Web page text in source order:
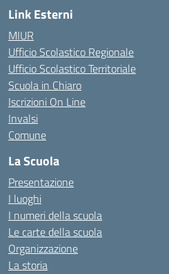
Link Esterni
MIUR
Ufficio Scolastico Regionale
Ufficio Scolastico Territoriale
Scuola in Chiaro
Iscrizioni On Line
Invalsi
Comune
La Scuola
Presentazione
I luoghi
I numeri della scuola
Le carte della scuola
Organizzazione
La storia